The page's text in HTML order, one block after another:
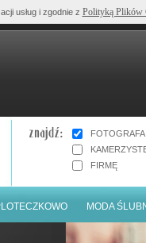
FOTOGRAFA
FIRMĘ
MODA
usług i zgodnie z Polityką Plików